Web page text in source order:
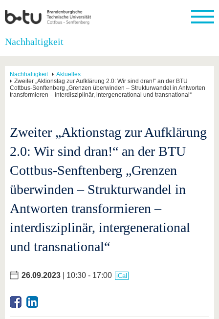
Startseite
Universität
Die BTU
Struktur
Engagement
Forschung
Aktuelle
Forschung
Wissenschaftlicher
Nachwuchs
Studium
Studienangebot
Vor dem
Studium
dem
International
Internationales
Profil
BTU
BTU ins
internationale
Studierende
Kontakt
Weiterbildung
Weiterbildungsangebote
Wissenschaftliche
Transfer
Akademische
Fachkräfte
Gründen
BTU
Innovative
Lernen
kennen
Unileben
Werte
Sport &
Nachhaltigkeit
Nachhaltigkeit
Aktuelles
Zweiter „Aktionstag zur Aufklärung 2.0: Wir sind dran!“ an der BTU
Cottbus-Senftenberg „Grenzen überwinden – Strukturwandel in Antworten
transformieren – interdisziplinär, intergenerational und transnational“
Zweiter „Aktionstag zur Aufklärung
2.0: Wir sind dran!“ an der BTU
Cottbus-Senftenberg „Grenzen
überwinden – Strukturwandel in
Antworten transformieren –
interdisziplinär, intergenerational
und transnational“
26.09.2023 | 10:30 - 17:00 iCal